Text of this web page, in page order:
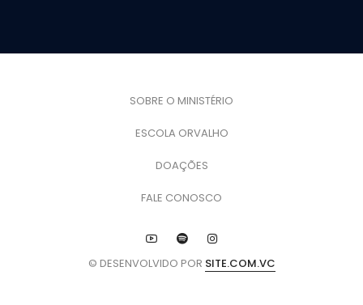
SOBRE O MINISTÉRIO
ESCOLA ORVALHO
DOAÇÕES
FALE CONOSCO
© DESENVOLVIDO POR SITE.COM.VC